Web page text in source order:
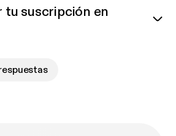
tu suscripción en